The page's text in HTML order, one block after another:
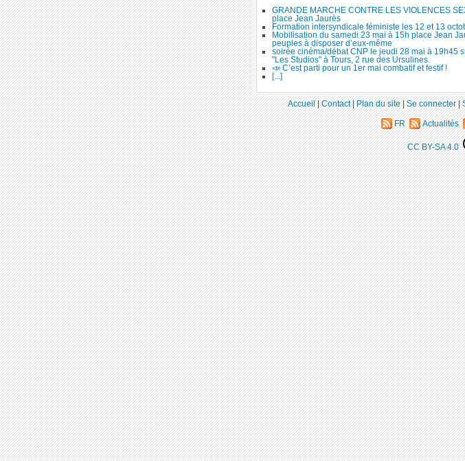
GRANDE MARCHE CONTRE LES VIOLENCES
place Jean Jaurès
Formation intersyndicale féministe les 12 et 13
Mobilisation du samedi 23 mai à 15h place Jean
peuples à disposer d’eux-même
soirée cinéma/débat CNP le jeudi 28 mai à 19h45
"Les Studios" à Tours, 2 rue des Ursulines.
📣 C’est parti pour un 1er mai combatif et festif !
[...]
Accueil|Contact|Plan du site|Se connecter|
FR Actualités
CC BY-SA 4.0